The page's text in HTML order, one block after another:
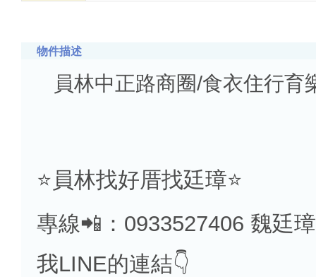
物件描述
員林中正路商圈/食衣住行
⭐️員林找好厝找廷璋⭐️
專線📲：0933527406 魏廷
我LINE的連結👇